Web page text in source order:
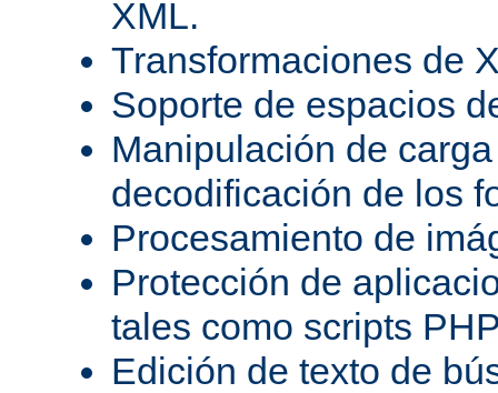
XML.
Transformaciones de
Soporte de espacios
Manipulación de
decodificación de los
Procesamiento de
Protección de
tales como scripts
Edición de texto de